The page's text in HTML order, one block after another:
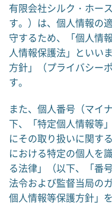
有限会社シルク・ホー
す。）は、個人情報の
守するため、「個人情
人情報保護法」といい
方針」（プライバシー
す。
また、個人番号（マイ
下、「特定個人情報等
にその取り扱いに関す
における特定の個人を
る法律」（以下、「番
法令および監督当局の
個人情報等保護方針」